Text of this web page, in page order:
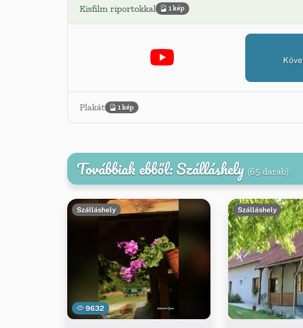
Kisfilm riportokkal 1 kép
Plakát 1 kép
Továbbiak ebből: Szálláshely (65 darab)
9632
Szálláshely Szálláshely